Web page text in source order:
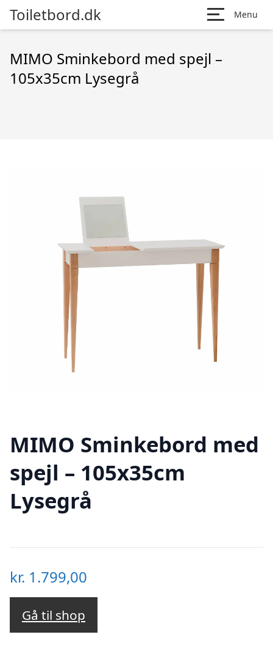
Toiletbord.dk Menu
MIMO Sminkebord med spejl –
105x35cm Lysegrå
MIMO Sminkebord med
spejl – 105x35cm
Lysegrå
kr. 1.799,00
Gå til shop